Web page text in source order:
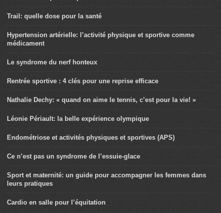
Trail: quelle dose pour la santé
Hypertension artérielle: l’activité physique et sportive comme
médicament
Le syndrome du nerf honteux
Rentrée sportive : 4 clés pour une reprise efficace
Nathalie Dechy: « quand on aime le tennis, c’est pour la vie! »
Léonie Périault: la belle expérience olympique
Endométriose et activités physiques et sportives (APS)
Ce n’est pas un syndrome de l’essuie-glace
Sport et maternité: un guide pour accompagner les femmes dans
leurs pratiques
Cardio en salle pour l’équitation